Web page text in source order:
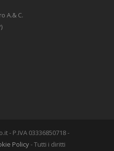
A.& C.
- P.IVA 03336850718 -
Policy- Tutti i diritti